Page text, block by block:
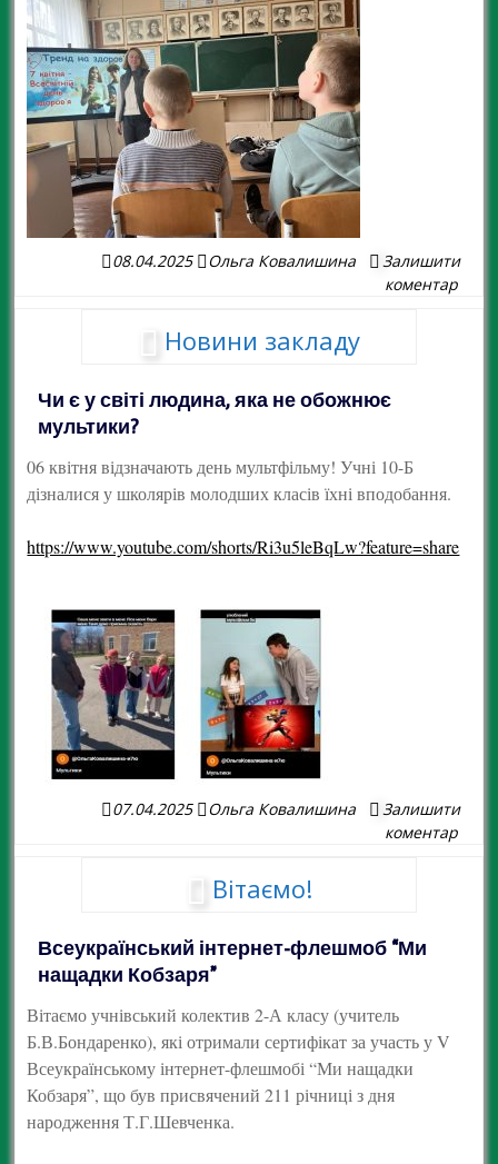
08.04.2025 Ольга Ковалишина
Залишити
коментар
Новини закладу
Чи є у світі людина, яка не обожнює
мультики?
06 квітня відзначають день мультфільму! Учні 10-Б
дізналися у школярів молодших класів їхні вподобання.
https://www.youtube.com/shorts/Ri3u5leBqLw?feature=share
07.04.2025 Ольга Ковалишина
Залишити
коментар
Вітаємо!
Всеукраїнський інтернет-флешмоб “Ми
нащадки Кобзаря”
Вітаємо учнівський колектив 2-А класу (учитель
Б.В.Бондаренко), які отримали сертифікат за участь у V
Всеукраїнському інтернет-флешмобі “Ми нащадки
Кобзаря”, що був присвячений 211 річниці з дня
народження Т.Г.Шевченка.